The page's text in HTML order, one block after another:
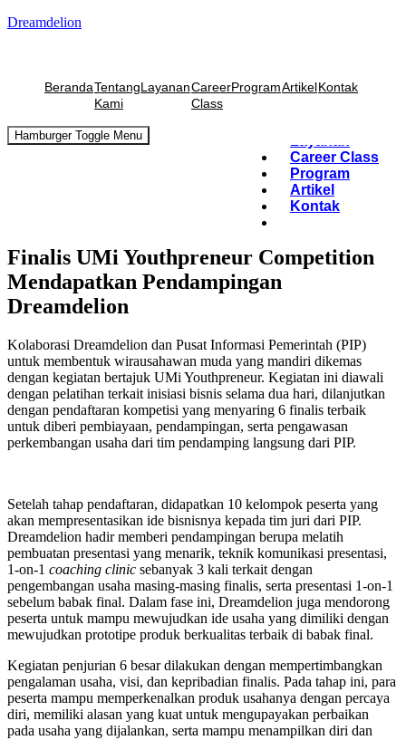
Dreamdelion
Kami
BerandaTentang
Kami
LayananCareer
Class
ProgramArtikelKontak
Hamburger Toggle Menu
Career Class
Program
Artikel
Kontak
Finalis UMi Youthpreneur Competition
Mendapatkan Pendampingan
Dreamdelion
Kolaborasi Dreamdelion dan Pusat Informasi Pemerintah (PIP)
untuk membentuk wirausahawan muda yang mandiri dikemas
dengan kegiatan bertajuk UMi Youthpreneur. Kegiatan ini diawali
dengan pelatihan terkait inisiasi bisnis selama dua hari, dilanjutkan
dengan pendaftaran kompetisi yang menyaring 6 finalis terbaik
untuk diberi pembiayaan, pendampingan, serta pengawasan
perkembangan usaha dari tim pendamping langsung dari PIP.
Setelah tahap pendaftaran, didapatkan 10 kelompok peserta yang
akan mempresentasikan ide bisnisnya kepada tim juri dari PIP.
Dreamdelion hadir memberi pendampingan berupa melatih
pembuatan presentasi yang menarik, teknik komunikasi presentasi,
1-on-1 coaching clinic sebanyak 3 kali terkait dengan
pengembangan usaha masing-masing finalis, serta presentasi 1-on-1
sebelum babak final. Dalam fase ini, Dreamdelion juga mendorong
peserta untuk mampu mewujudkan ide usaha yang dimiliki dengan
mewujudkan prototipe produk berkualitas terbaik di babak final.
Kegiatan penjurian 6 besar dilakukan dengan mempertimbangkan
pengalaman usaha, visi, dan kepribadian finalis. Pada tahap ini, para
peserta mampu memperkenalkan produk usahanya dengan percaya
diri, memiliki alasan yang kuat untuk mengupayakan perbaikan
pada usaha yang dijalankan, serta mampu menampilkan diri dan